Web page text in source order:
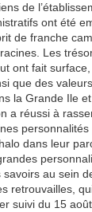
de
ont été
de franche
Les
ont fait
que des
la Grande Ile
a réussi à
dans leur
au sein
retrouvailles,
suivi du 15